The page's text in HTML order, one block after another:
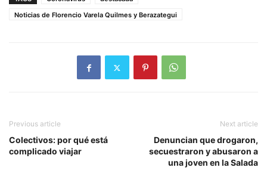
Noticias de Florencio Varela Quilmes y Berazategui
Previous article
Colectivos: por qué está
complicado viajar
Next article
Denuncian que drogaron,
secuestraron y abusaron a
una joven en la Salada